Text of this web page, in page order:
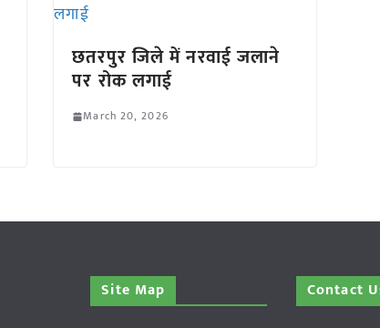
छतरपुर जिले में नरवाई जलाने
पर रोक लगाई
March 20, 2026
Site Map Contact